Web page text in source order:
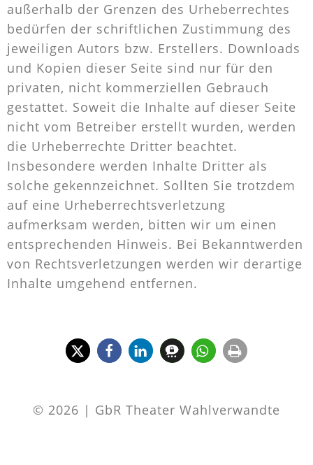
außerhalb der Grenzen des Urheberrechtes
bedürfen der schriftlichen Zustimmung des
jeweiligen Autors bzw. Erstellers. Downloads
und Kopien dieser Seite sind nur für den
privaten, nicht kommerziellen Gebrauch
gestattet. Soweit die Inhalte auf dieser Seite
nicht vom Betreiber erstellt wurden, werden
die Urheberrechte Dritter beachtet.
Insbesondere werden Inhalte Dritter als
solche gekennzeichnet. Sollten Sie trotzdem
auf eine Urheberrechtsverletzung
aufmerksam werden, bitten wir um einen
entsprechenden Hinweis. Bei Bekanntwerden
von Rechtsverletzungen werden wir derartige
Inhalte umgehend entfernen.
© 2026 | GbR Theater Wahlverwandte